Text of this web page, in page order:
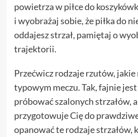
powietrza w piłce do
i wyobrażaj sobie, że piłka do
oddajesz strzał, pamiętaj o
trajektorii.
Przećwicz rodzaje rzutów, jakie
typowym meczu. Tak, fajnie jest
próbować szalonych strzałów,
przygotowuje Cię do
opanować te rodzaje strzałów,